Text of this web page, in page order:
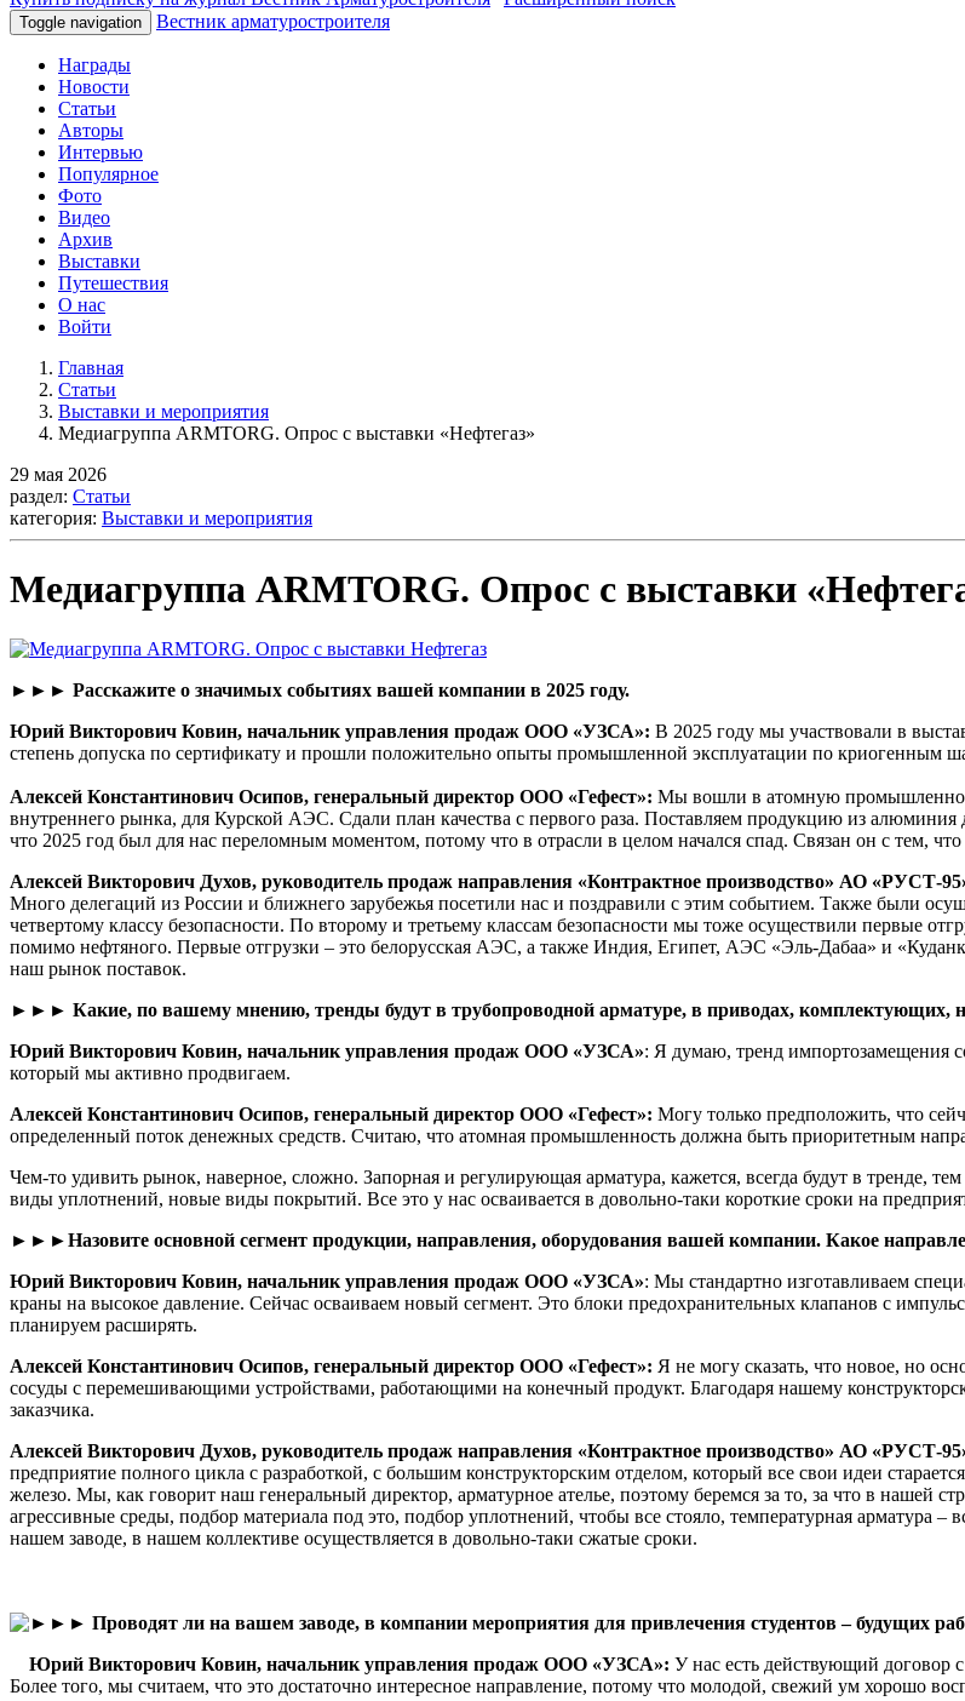
Toggle navigation Вестник арматуростроителя
Награды
Новости
Статьи
Авторы
Интервью
Популярное
Фото
Видео
Архив
Выставки
Путешествия
О нас
Войти
Главная
Статьи
Выставки и мероприятия
Медиагруппа ARMTORG. Опрос с выставки «Нефтегаз»
29 мая 2026
раздел: Статьи
категория: Выставки и мероприятия
Медиагруппа ARMTORG. Опрос с выставки
►►► Расскажите о значимых событиях вашей компании в 2025 году.
Юрий Викторович Ковин, начальник управления продаж ООО «УЗСА»: В 2025 году мы участвовали в
степень допуска по сертификату и прошли положительно опыты промышленной эксплуатации по криогенным
Алексей Константинович Осипов, генеральный директор ООО «Гефест»: Мы вошли в атомную
внутреннего рынка, для Курской АЭС. Сдали план качества с первого раза. Поставляем продукцию из
что 2025 год был для нас переломным моментом, потому что в отрасли в целом начался спад. Связан он с тем,
Алексей Викторович Духов, руководитель продаж направления «Контрактное производство» АО «РУСТ-
Много делегаций из России и ближнего зарубежья посетили нас и поздравили с этим событием. Также были
четвертому классу безопасности. По второму и третьему классам безопасности мы тоже осуществили первые
помимо нефтяного. Первые отгрузки – это белорусская АЭС, а также Индия, Египет, АЭС «Эль-Дабаа» и
наш рынок поставок.
►►► Какие, по вашему мнению, тренды будут в трубопроводной арматуре, в приводах, комплектующих,
Юрий Викторович Ковин, начальник управления продаж ООО «УЗСА»: Я думаю, тренд импортозамещения
который мы активно продвигаем.
Алексей Константинович Осипов, генеральный директор ООО «Гефест»: Могу только предположить, что
определенный поток денежных средств. Считаю, что атомная промышленность должна быть приоритетным
Чем-то удивить рынок, наверное, сложно. Запорная и регулирующая арматура, кажется, всегда будут в тренде,
виды уплотнений, новые виды покрытий. Все это у нас осваивается в довольно-таки короткие сроки на
►►►Назовите основной сегмент продукции, направления, оборудования вашей компании. Какое
Юрий Викторович Ковин, начальник управления продаж ООО «УЗСА»: Мы стандартно изготавливаем
краны на высокое давление. Сейчас осваиваем новый сегмент. Это блоки предохранительных клапанов с
планируем расширять.
Алексей Константинович Осипов, генеральный директор ООО «Гефест»: Я не могу сказать, что новое, но
сосуды с перемешивающими устройствами, работающими на конечный продукт. Благодаря нашему
заказчика.
Алексей Викторович Духов, руководитель продаж направления «Контрактное производство» АО «РУСТ-
предприятие полного цикла с разработкой, с большим конструкторским отделом, который все свои идеи
железо. Мы, как говорит наш генеральный директор, арматурное ателье, поэтому беремся за то, за что в нашей
агрессивные среды, подбор материала под это, подбор уплотнений, чтобы все стояло, температурная арматура –
нашем заводе, в нашем коллективе осуществляется в довольно-таки сжатые сроки.
►►► Проводят ли на вашем заводе, в компании мероприятия для привлечения студентов – будущих
Юрий Викторович Ковин, начальник управления продаж ООО «УЗСА»: У нас есть действующий договор
Более того, мы считаем, что это достаточно интересное направление, потому что молодой, свежий ум хорошо